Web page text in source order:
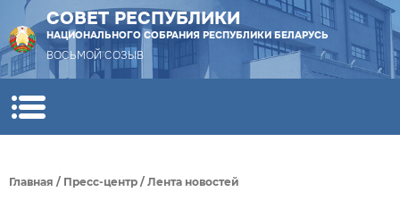
СОВЕТ РЕСПУБЛИКИ
НАЦИОНАЛЬНОГО СОБРАНИЯ РЕСПУБЛИКИ БЕЛАРУСЬ
ВОСЬМОЙ СОЗЫВ
Главная / Пресс-центр / Лента новостей